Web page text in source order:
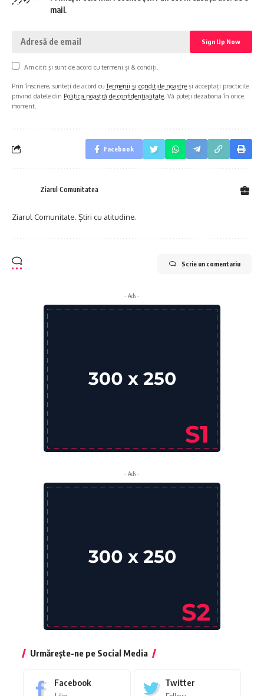
mail.
Am citit și sunt de acord cu termeni și & condiți.
Prin înscriere, sunteți de acord cuTermenii și condițiile noastre și acceptați practicile
privind datele din Politica noastră de confidențialitate . Vă puteți dezabona în orice
moment.
Facebook
Ziarul Comunitatea
Ziarul Comunitate. Știri cu atitudine.
Scrie un comentariu
- Ads -
- Ads -
Urmărește-ne pe Social Media
Facebook Twitter